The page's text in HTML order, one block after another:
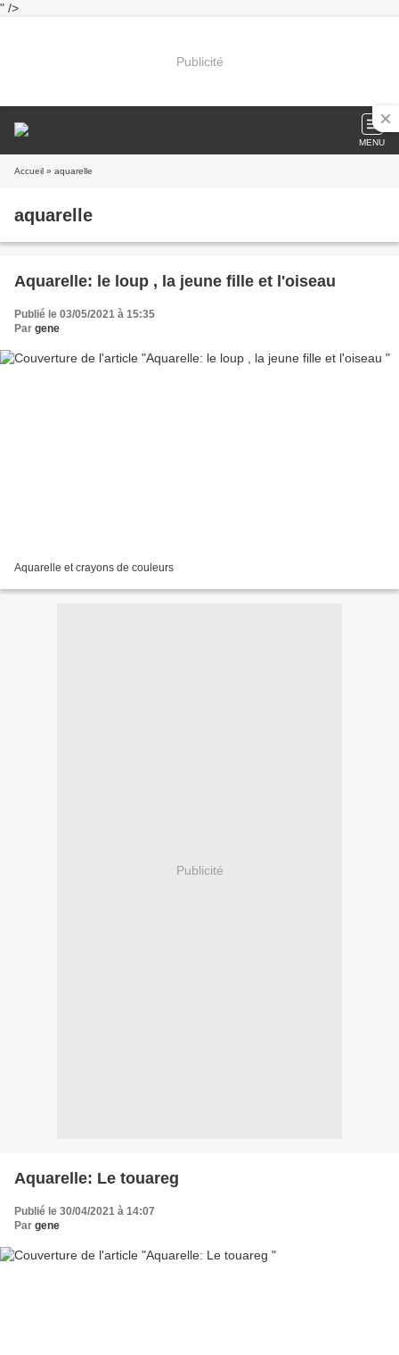
" />
Publicité
MENU
Accueil » aquarelle
aquarelle
Aquarelle: le loup , la jeune fille et l'oiseau
Publié le 03/05/2021 à 15:35
Par gene
Aquarelle et crayons de couleurs
Publicité
Aquarelle: Le touareg
Publié le 30/04/2021 à 14:07
Par gene